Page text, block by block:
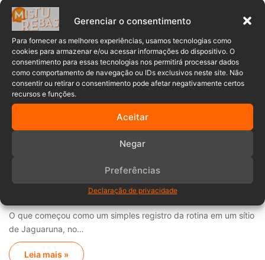
Gerenciar o consentimento
Para fornecer as melhores experiências, usamos tecnologias como
cookies para armazenar e/ou acessar informações do dispositivo. O
consentimento para essas tecnologias nos permitirá processar dados
como comportamento de navegação ou IDs exclusivos neste site. Não
consentir ou retirar o consentimento pode afetar negativamente certos
recursos e funções.
Aceitar
Negar
Preferências
Declaração de privacidade
de corrida em esteira
Durante uma semana inteira, a rotina da
ultramaratonista Débora Simas será resumida a um único
objetivo: correr.…
Leia mais »
0
Cadela adota porquinha resgatada e
dupla emociona milhões com cena de
carinho em SC
O que começou como um simples registro da rotina em um sítio
de Jaguaruna, no…
Leia mais »